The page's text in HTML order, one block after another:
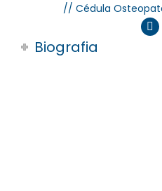
// Cédula
Biografia